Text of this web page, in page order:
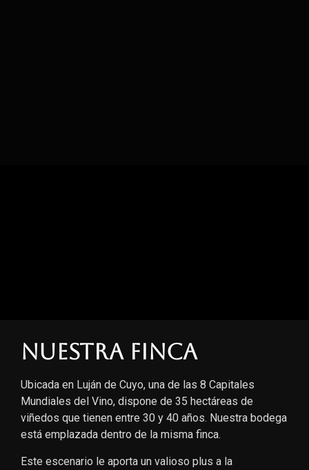
Nuestra finca
Ubicada en Luján de Cuyo, una de las 8 Capitales
Mundiales del Vino, dispone de 35 hectáreas de
viñedos que tienen entre 30 y 40 años. Nuestra bodega
está emplazada dentro de la misma finca.
Este escenario le aporta un valioso plus a la